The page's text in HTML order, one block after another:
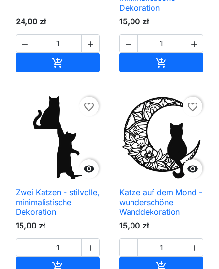
24,00 zł
 

Dekoration
15,00 zł
 


favorite_border
Zwei Katzen - stilvolle,
minimalistische
Dekoration
15,00 zł
 

favorite_border
Katze auf dem Mond -
wunderschöne
Wanddekoration
15,00 zł
 